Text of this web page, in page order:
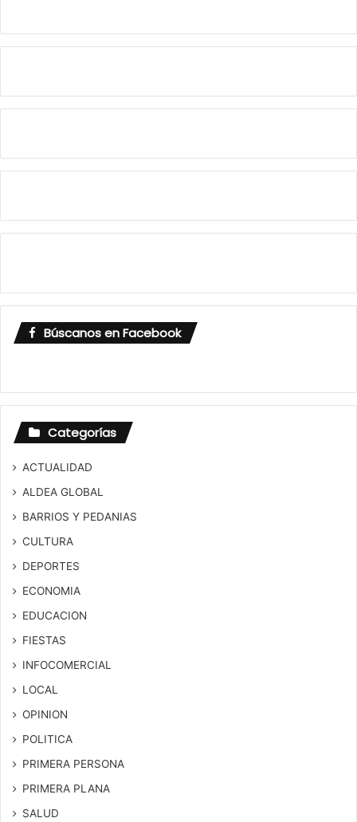
Búscanos en Facebook
Categorías
ACTUALIDAD
ALDEA GLOBAL
BARRIOS Y PEDANIAS
CULTURA
DEPORTES
ECONOMIA
EDUCACION
FIESTAS
INFOCOMERCIAL
LOCAL
OPINION
POLITICA
PRIMERA PERSONA
PRIMERA PLANA
SALUD